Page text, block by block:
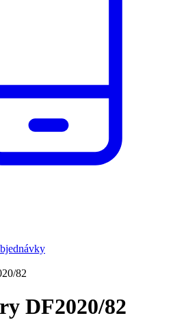
82
DF2020/82